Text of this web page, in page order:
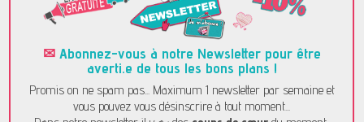
✉ Abonnez-vous à notre Newsletter pour être
averti.e de tous les bons plans !
Promis on ne spam pas... Maximum 1 newsletter par semaine et
vous pouvez vous désinscrire à tout moment...